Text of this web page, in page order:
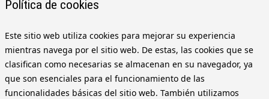
Política de cookies
Este sitio web utiliza cookies para mejorar su experiencia
mientras navega por el sitio web. De estas, las cookies que se
clasifican como necesarias se almacenan en su navegador, ya
que son esenciales para el funcionamiento de las
funcionalidades básicas del sitio web. También utilizamos